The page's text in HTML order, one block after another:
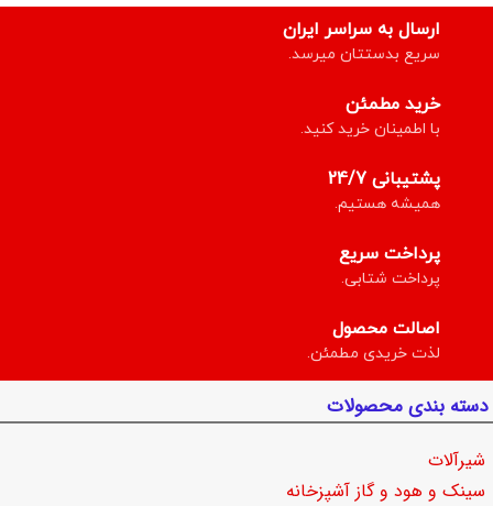
ارسال به سراسر ایران
سریع بدستتان میرسد.
خرید مطمئن
با اطمینان خرید کنید.
پشتیبانی 24/7
همیشه هستیم.
پرداخت سریع
پرداخت شتابی.
اصالت محصول
لذت خریدی مطمئن.
دسته بندی محصولات
شیرآلات
سینک و هود و گاز آشپزخانه